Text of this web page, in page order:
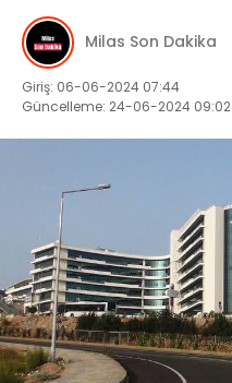
İLETIŞIM
KÜNYE
Milas Son Dakika
Giriş: 06-06-2024 07:44
Güncelleme: 24-06-2024 09:02